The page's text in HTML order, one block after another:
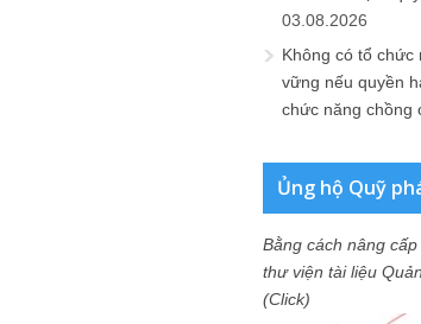
03.08.2026
Không có tổ chức
vững nếu quyền
chức năng chồng
Ủng hộ Quỹ
Bằng cách nâng
thư viện tài liệu
(Click)